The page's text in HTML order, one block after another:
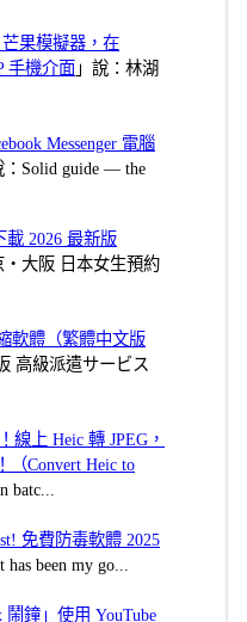
芒果模擬器，在
手機介面 」說：林湖
Messenger 電腦
：Solid guide — the
2026 最新版
・大阪 日本女生預約
軟體（繁體中文版
高級派遣サービス
線上 Heic 轉 JPEG，
（Convert Heic to
batc...
免費防毒軟體 2025
has been my go...
鬧鐘」使用 YouTube